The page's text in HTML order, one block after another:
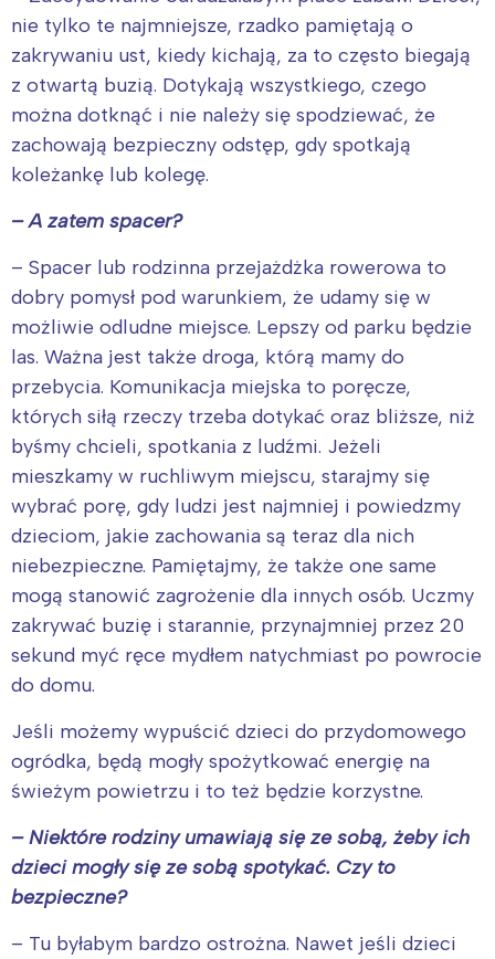
nie tylko te najmniejsze, rzadko pamiętają o
zakrywaniu ust, kiedy kichają, za to często biegają
z otwartą buzią. Dotykają wszystkiego, czego
można dotknąć i nie należy się spodziewać, że
zachowają bezpieczny odstęp, gdy spotkają
koleżankę lub kolegę.
– A zatem spacer?
– Spacer lub rodzinna przejażdżka rowerowa to
dobry pomysł pod warunkiem, że udamy się w
możliwie odludne miejsce. Lepszy od parku będzie
las. Ważna jest także droga, którą mamy do
przebycia. Komunikacja miejska to poręcze,
których siłą rzeczy trzeba dotykać oraz bliższe, niż
byśmy chcieli, spotkania z ludźmi. Jeżeli
mieszkamy w ruchliwym miejscu, starajmy się
wybrać porę, gdy ludzi jest najmniej i powiedzmy
dzieciom, jakie zachowania są teraz dla nich
niebezpieczne. Pamiętajmy, że także one same
mogą stanowić zagrożenie dla innych osób. Uczmy
zakrywać buzię i starannie, przynajmniej przez 20
sekund myć ręce mydłem natychmiast po powrocie
do domu.
Jeśli możemy wypuścić dzieci do przydomowego
ogródka, będą mogły spożytkować energię na
świeżym powietrzu i to też będzie korzystne.
– Niektóre rodziny umawiają się ze sobą, żeby ich
dzieci mogły się ze sobą spotykać. Czy to
bezpieczne?
– Tu byłabym bardzo ostrożna. Nawet jeśli dzieci